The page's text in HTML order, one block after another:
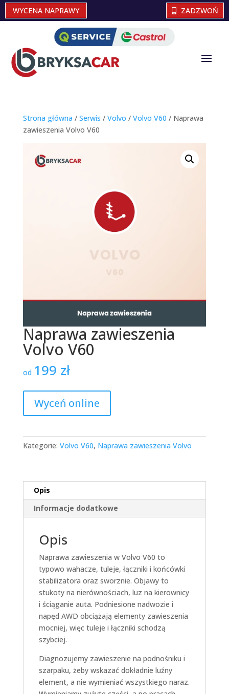
WYCENA NAPRAWY ZADZWOŃ
Strona główna / Serwis / Volvo / Volvo V60 / Naprawa
zawieszenia Volvo V60
Naprawa zawieszenia
Volvo V60
od 199 zł
Wyceń online
Kategorie: Volvo V60, Naprawa zawieszenia Volvo
Opis
Informacje dodatkowe
Opis
Naprawa zawieszenia w Volvo V60 to
typowo wahacze, tuleje, łączniki i końcówki
stabilizatora oraz sworznie. Objawy to
stukoty na nierównościach, luz na kierownicy
i ściąganie auta. Podniesione nadwozie i
napęd AWD obciążają elementy zawieszenia
mocniej, więc tuleje i łączniki schodzą
szybciej.
Diagnozujemy zawieszenie na podnośniku i
szarpaku, żeby wskazać dokładnie luźny
element, a nie wymieniać wszystkiego naraz.